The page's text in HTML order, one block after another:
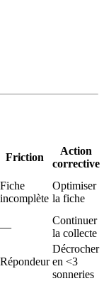
Friction
Action
corrective
Fiche
incomplète
Optimiser
la fiche
—
Continuer
la collecte
Répondeur
Décrocher
en <3
sonneries